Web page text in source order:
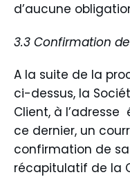
d’aucune
3.3 Confirmation
A la suite de la
ci-dessus, la
Client, à
ce dernier, un
confirmation de
récapitulatif de la